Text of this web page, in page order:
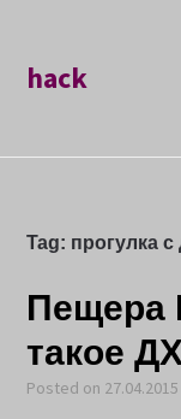
hack
Tag: прогулка
Пещера
такое
Posted on 27.04.2015